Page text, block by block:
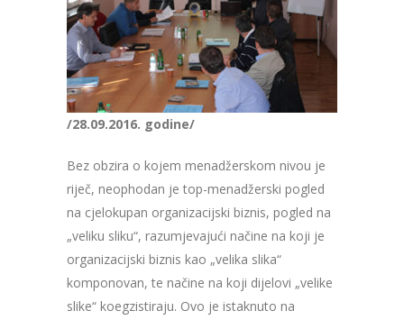
/28.09.2016. godine/
Bez obzira o kojem menadžerskom nivou je
riječ, neophodan je top-menadžerski pogled
na cjelokupan organizacijski biznis, pogled na
„veliku sliku“, razumjevajući načine na koji je
organizacijski biznis kao „velika slika“
komponovan, te načine na koji dijelovi „velike
slike“ koegzistiraju. Ovo je istaknuto na